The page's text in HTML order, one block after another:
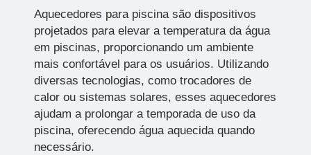
Aquecedores para piscina são dispositivos
projetados para elevar a temperatura da água
em piscinas, proporcionando um ambiente
mais confortável para os usuários. Utilizando
diversas tecnologias, como trocadores de
calor ou sistemas solares, esses aquecedores
ajudam a prolongar a temporada de uso da
piscina, oferecendo água aquecida quando
necessário.